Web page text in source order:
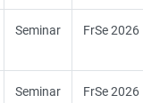
Seminar FrSe 2026
Seminar FrSe 2026